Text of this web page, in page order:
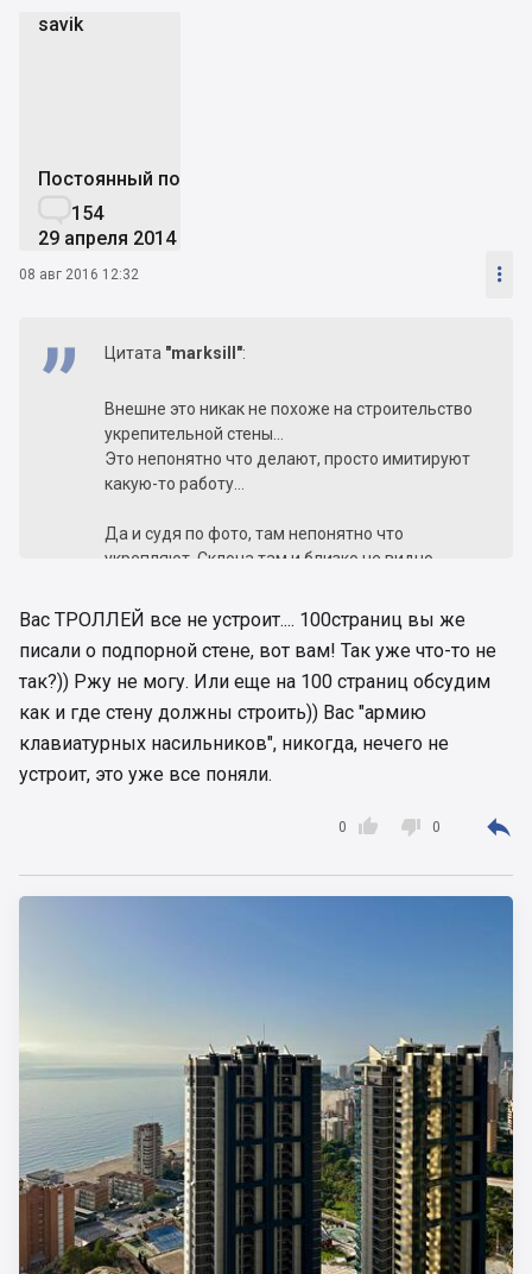
savik
Постоянный пользователь
154
29 апреля 2014
08 авг 2016 12:32 
Цитата "marksill":
Внешне это никак не похоже на строительство
укрепительной стены...
Это непонятно что делают, просто имитируют
какую-то работу...
Да и судя по фото, там непонятно что
укрепляют. Склона там и близко не видно.
Вас ТРОЛЛЕЙ все не устроит.... 100страниц вы же
писали о подпорной стене, вот вам! Так уже что-то не
так?)) Ржу не могу. Или еще на 100 страниц обсудим
как и где стену должны строить)) Вас "армию
клавиатурных насильников", никогда, нечего не
устроит, это уже все поняли.

0  0 